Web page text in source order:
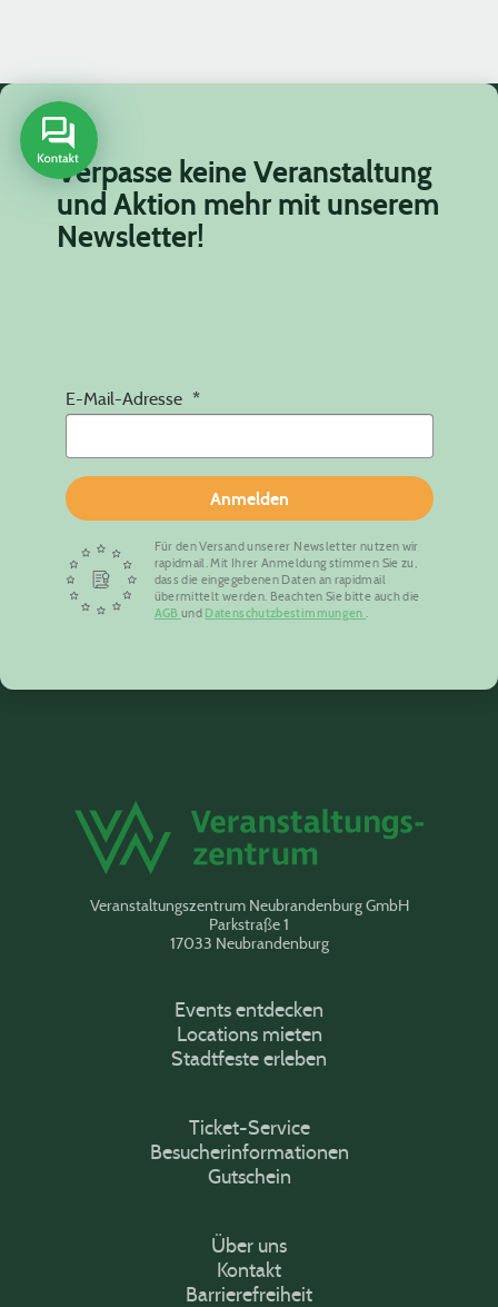
Verpasse keine Veranstaltung
und Aktion mehr mit unserem
Newsletter!
E-Mail-Adresse
Anmelden
Für den Versand unserer Newsletter nutzen wir
rapidmail. Mit Ihrer Anmeldung stimmen Sie zu,
dass die eingegebenen Daten an rapidmail
übermittelt werden. Beachten Sie bitte auch die
AGB und Datenschutzbestimmungen
Veranstaltungszentrum Neubrandenburg GmbH
Parkstraße 1
17033 Neubrandenburg
Events entdecken
Locations mieten
Stadtfeste erleben
Ticket-Service
Besucherinformationen
Gutschein
Über uns
Kontakt
Barrierefreiheit